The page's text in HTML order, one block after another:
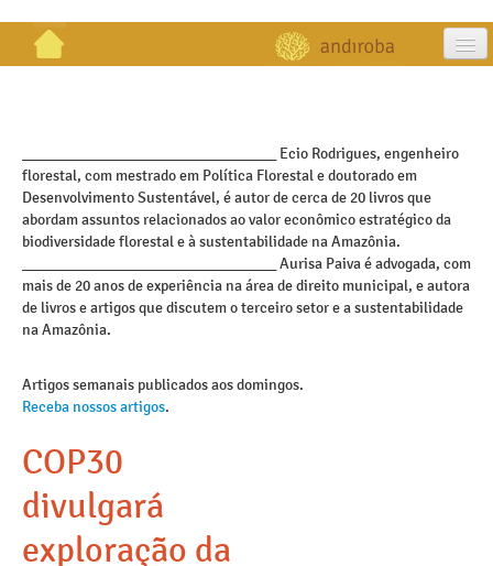
publicações
galeria
contato
_________________________________ Ecio Rodrigues, engenheiro
florestal, com mestrado em Política Florestal e doutorado em
Desenvolvimento Sustentável, é autor de cerca de 20 livros que
abordam assuntos relacionados ao valor econômico estratégico da
biodiversidade florestal e à sustentabilidade na Amazônia.
_________________________________ Aurisa Paiva é advogada, com
mais de 20 anos de experiência na área de direito municipal, e autora
de livros e artigos que discutem o terceiro setor e a sustentabilidade
na Amazônia.
Artigos semanais publicados aos domingos.
Receba nossos artigos.
COP30
divulgará
exploração da